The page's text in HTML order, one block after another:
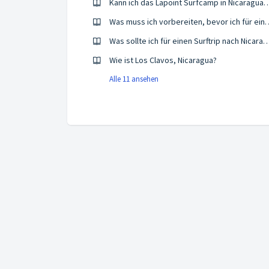
Kann ich das Lapoint Surfcamp in
Was muss ich
Was sollte ich für einen Surftrip
Wie ist Los Clavos, Nicaragua?
Alle 11 ansehen